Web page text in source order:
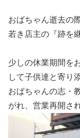
おばちゃん逝去の
若き店主の『跡を
少しの休業期間を
して子供達と寄り
おばちゃんの志・
がれ、営業再開さ